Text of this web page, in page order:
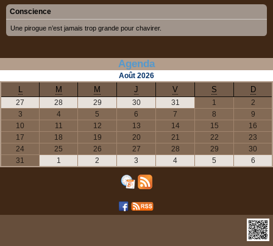
Conscience
Une pirogue n’est jamais trop grande pour chavirer.
Agenda
Août 2026
M M J V S D
27 28 29 30 31 1
2
3
4 5 6 7 8
9
10
11 12 13 14 15
16
17
18 19 20 21 22
23
24
25 26 27 28 29
30
31
1 2 3 4 5 6